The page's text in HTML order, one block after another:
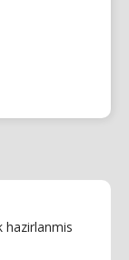
hazirlanmis